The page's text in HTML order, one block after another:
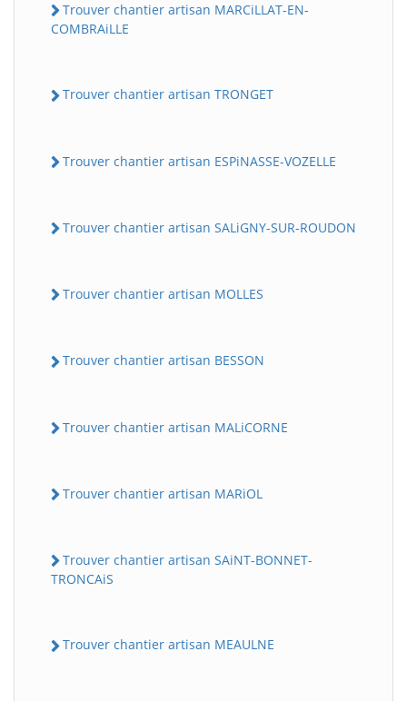
Trouver chantier artisan MARCiLLAT-EN-
COMBRAiLLE
Trouver chantier artisan TRONGET
Trouver chantier artisan ESPiNASSE-VOZELLE
Trouver chantier artisan SALiGNY-SUR-ROUDON
Trouver chantier artisan MOLLES
Trouver chantier artisan BESSON
Trouver chantier artisan MALiCORNE
Trouver chantier artisan MARiOL
Trouver chantier artisan SAiNT-BONNET-
TRONCAiS
Trouver chantier artisan MEAULNE